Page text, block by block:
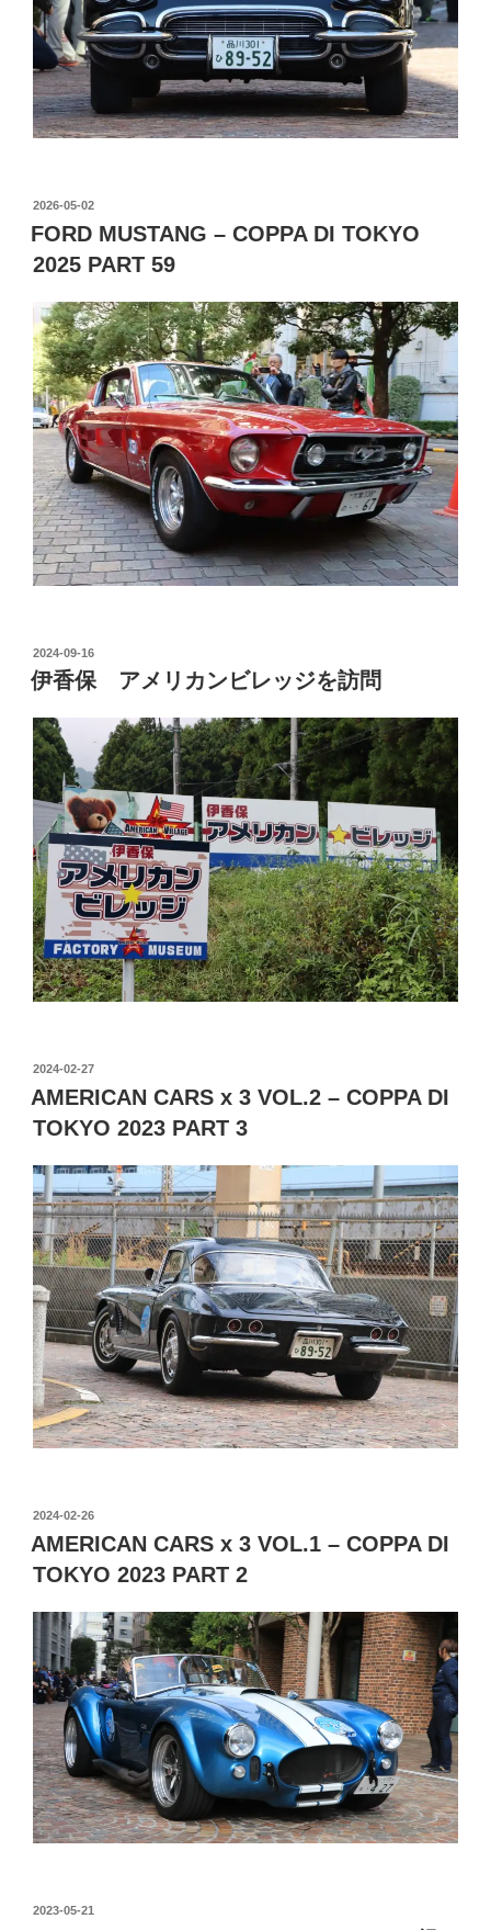
投
稿
日:
2026-05-02
FORD MUSTANG – COPPA DI TOKYO
2025 PART 59
投
稿
日:
2024-09-16
伊香保 アメリカンビレッジを訪問
投
稿
日:
2024-02-27
AMERICAN CARS x 3 VOL.2 – COPPA DI
TOKYO 2023 PART 3
投
稿
日:
2024-02-26
AMERICAN CARS x 3 VOL.1 – COPPA DI
TOKYO 2023 PART 2
投
2023-05-21